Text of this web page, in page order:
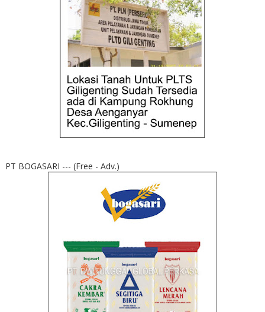
PT BOGASARI --- (Free - Adv.)